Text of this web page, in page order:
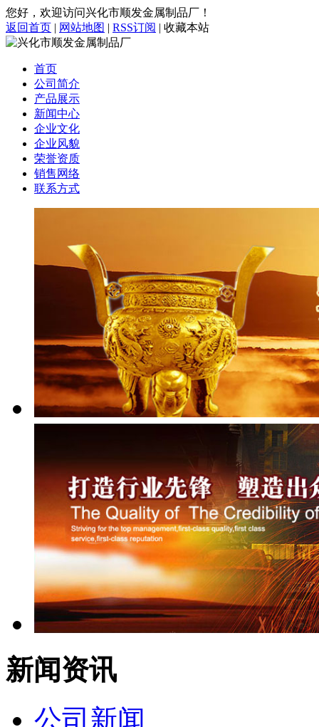
您好，欢迎访问兴化市顺发金属制品厂！
返回首页 | 网站地图 | RSS订阅 | 收藏本站
首页
公司简介
产品展示
新闻中心
企业文化
企业风貌
荣誉资质
销售网络
联系方式
新闻资讯
公司新闻